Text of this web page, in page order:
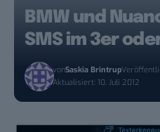
BMW und
SMS im 3er
vonSaskia Brintrup
Aktualisiert: 10. Juli 2012